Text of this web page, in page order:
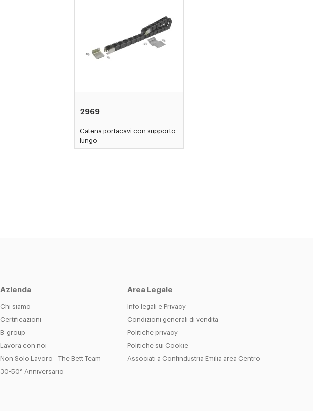
2969
Catena portacavi con supporto
lungo
Azienda
Chi siamo
Certificazioni
B-group
Lavora con noi
Non Solo Lavoro - The Bett Team
30-50° Anniversario
Area Legale
Info legali e Privacy
Condizioni generali di vendita
Politiche privacy
Politiche sui Cookie
Associati a Confindustria Emilia area Centro